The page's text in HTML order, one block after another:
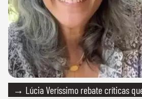
→ Lúcia Veríssimo rebate críticas